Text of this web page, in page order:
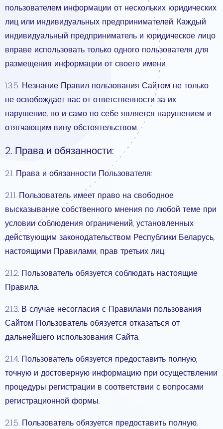
пользователем информации от нескольких юридических
лиц или индивидуальных предпринимателей. Каждый
индивидуальный предприниматель и юридическое лицо
вправе использовать только одного пользователя для
размещения информации от своего имени.
1.3.5. Незнание Правил пользования Сайтом не только
не освобождает вас от ответственности за их
нарушение, но и само по себе является нарушением и
отягчающим вину обстоятельством.
2. Права и обязанности:
2.1. Права и обязанности Пользователя:
2.1.1. Пользователь имеет право на свободное
высказывание собственного мнения по любой теме при
условии соблюдения ограничений, установленных
действующим законодательством Республики Беларусь,
настоящими Правилами, прав третьих лиц.
2.1.2. Пользователь обязуется соблюдать настоящие
Правила.
2.1.3. В случае несогласия с Правилами пользования
Сайтом Пользователь обязуется отказаться от
дальнейшего использования Сайта.
2.1.4. Пользователь обязуется предоставить полную,
точную и достоверную информацию при осуществлении
процедуры регистрации в соответствии с вопросами
регистрационной формы.
2.1.5. Пользователь обязуется предоставить полную,